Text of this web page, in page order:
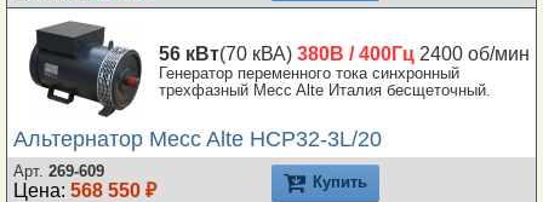
56 кВт(70 кВА) 380В / 400Гц 2400 об/мин
Генератор переменного тока синхронный
трехфазный Mecc Alte Италия бесщеточный.
Альтернатор Mecc Alte HCP32-3L/20
Арт. 269-609
Цена: 568 550 ₽ Купить